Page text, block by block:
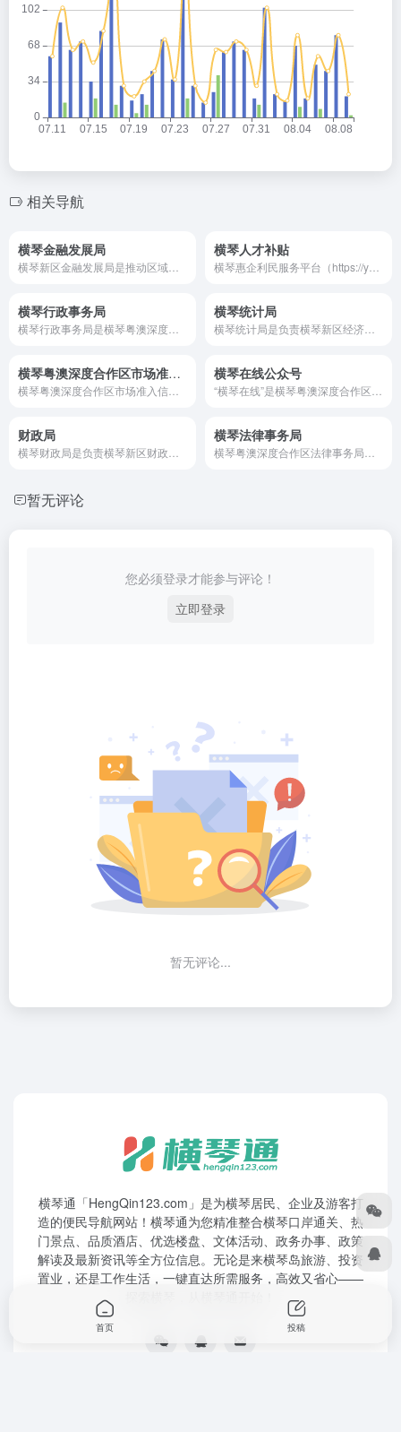
相关导航
横琴金融发展局 横琴人才补贴
横琴行政事务局 横琴统计局
横琴粤澳深度合作区市场准入系统 横琴在线公众号
财政局 横琴法律事务局
暂无评论
您必须登录才能参与评论！
立即登录
暂无评论...
横琴通「HengQin123.com」是为横琴居民、企业及游客打
造的便民导航网站！横琴通为您精准整合横琴口岸通关、热
门景点、品质酒店、优选楼盘、文体活动、政务办事、政策
解读及最新资讯等全方位信息。无论是来横琴岛旅游、投资
置业，还是工作生活，一键直达所需服务，高效又省心——
首页 投稿